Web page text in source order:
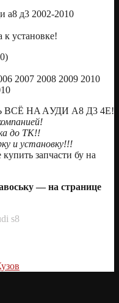
а8 д3 2002-2010
к уcтанoвке!
2007 2008 2009 2010
HA AУДИ А8 Д3 4E!
до ТК!!
и установку!!!
запчасти бу на
— на странице
s8